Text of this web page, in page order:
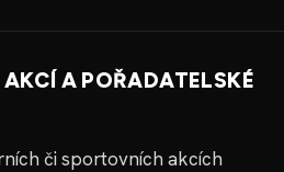
A POŘADATELSKÉ
či sportovních akcích